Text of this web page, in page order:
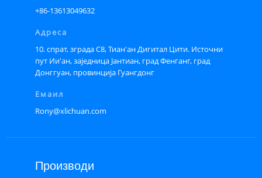
+86-13613049632
Адреса
10. спрат, зграда С8, Тиан'ан Дигитал Цити. Источни
пут Ии'ан, заједница Јантиан, град Фенганг, град
Донггуан, провинција Гуангдонг
Емаил
Rony@xlichuan.com
Производи